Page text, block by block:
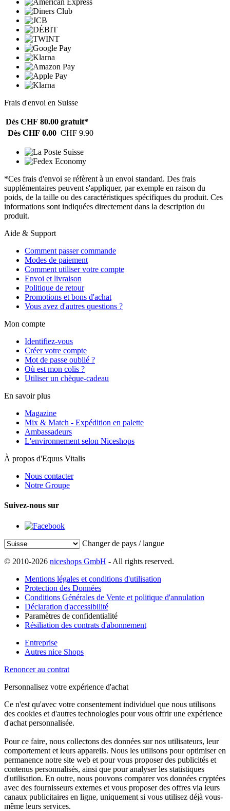
Frais d'envoi en Suisse
Dès CHF 80.00 gratuit*
Dès CHF 0.00 CHF 9.90
*Ces frais d'envoi se réfèrent à un envoi standard. Des frais
supplémentaires peuvent s'appliquer, par exemple en raison du
poids, de la taille ou des caractéristiques spécifiques du produit. Ces
informations sont indiquées directement dans la description du
produit.
Aide & Support
Comment passer commande
Modes de paiement
Comment utiliser votre compte
Envoi et livraison
Politique de retour
Promotions et bons d'achat
Vous avez d'autres questions ?
Mon compte
Identifiez-vous
Créer votre compte
Mot de passe oublié ?
Où est mon colis ?
Utiliser un chèque-cadeau
En savoir plus
Magazine
Mix & Match - Expédition en palette
Ambassadeurs
L'environnement selon Niceshops
À propos d'Equus Vitalis
Nous contacter
Notre Groupe
Suivez-nous sur
Changer de pays / langue
© 2010-2026 niceshops GmbH - All rights reserved.
Mentions légales et conditions d'utilisation
Protection des Données
Conditions Générales de Vente et politique d'annulation
Déclaration d'accessibilité
Paramètres de confidentialité
Résiliation des contrats d'abonnement
Entreprise
Autres nice Shops
Renoncer au contrat
Personnalisez votre expérience d'achat
Ce n'est qu'avec votre consentement individuel que nous utilisons
des cookies et d'autres technologies pour vous offrir une expérience
d'achat personnalisée.
Pour ce faire, nous collectons des données sur nos utilisateurs, leur
comportement et leurs appareils. Nous les utilisons pour optimiser en
permanence notre site web et pour vous proposer des publicités et
contenus personnalisés, ainsi que pour analyser les statistiques
d'utilisation. En outre, nous pouvons comparer vos données cryptées
avec des fournisseurs externes et vous proposer des offres via leurs
canaux publicitaires en ligne, uniquement si vous utilisez déjà vous-
même leurs services.